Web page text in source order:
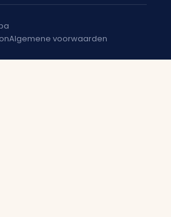
Algemene voorwaarden